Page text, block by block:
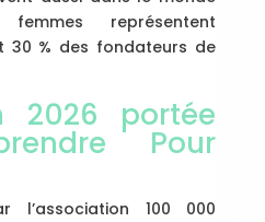
femmes représentent
30 % des fondateurs de
2026 portée
Pour
l’association 100 000